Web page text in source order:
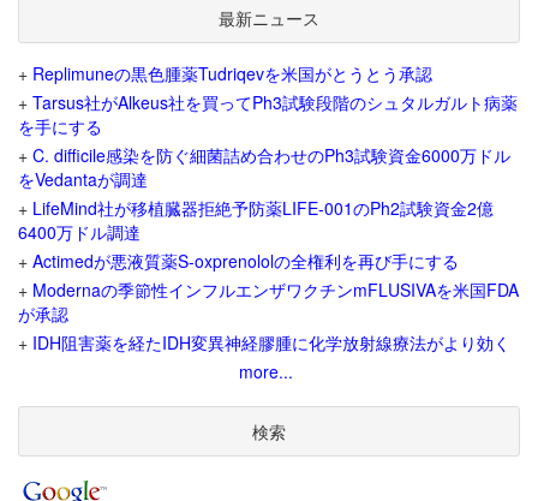
最新ニュース
+ Replimuneの黒色腫薬Tudriqevを米国がとうとう承認
+ Tarsus社がAlkeus社を買ってPh3試験段階のシュタルガルト病薬
を手にする
+ C. difficile感染を防ぐ細菌詰め合わせのPh3試験資金6000万ドル
をVedantaが調達
+ LifeMind社が移植臓器拒絶予防薬LIFE-001のPh2試験資金2億
6400万ドル調達
+ Actimedが悪液質薬S-oxprenololの全権利を再び手にする
+ Modernaの季節性インフルエンザワクチンmFLUSIVAを米国FDA
が承認
+ IDH阻害薬を経たIDH変異神経膠腫に化学放射線療法がより効く
more...
検索